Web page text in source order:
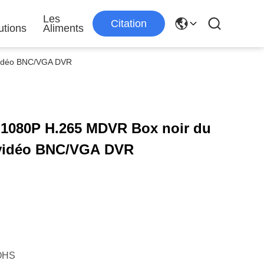
Les
Aliments
Citation
BNC/VGA DVR
H.265 MDVR Box noir du
BNC/VGA DVR